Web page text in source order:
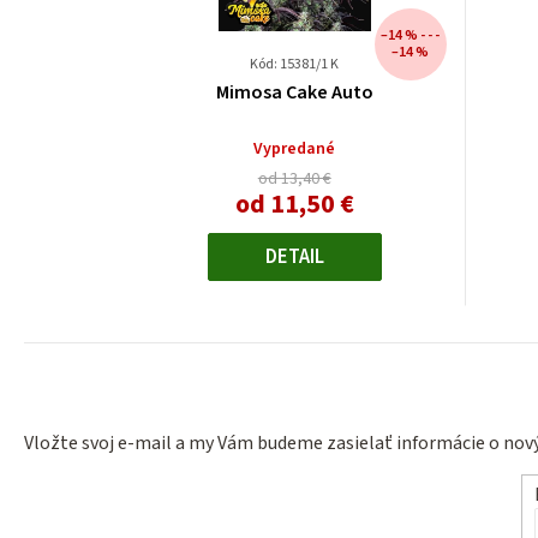
Kód: 15381/1 K
Mimosa Cake Auto
Vypredané
od 13,40 €
–14 % - - -
–14 %
od 11,50 €Jednotková
DETAIL
Vložte svoj e-mail a my Vám budeme zasielať informácie o